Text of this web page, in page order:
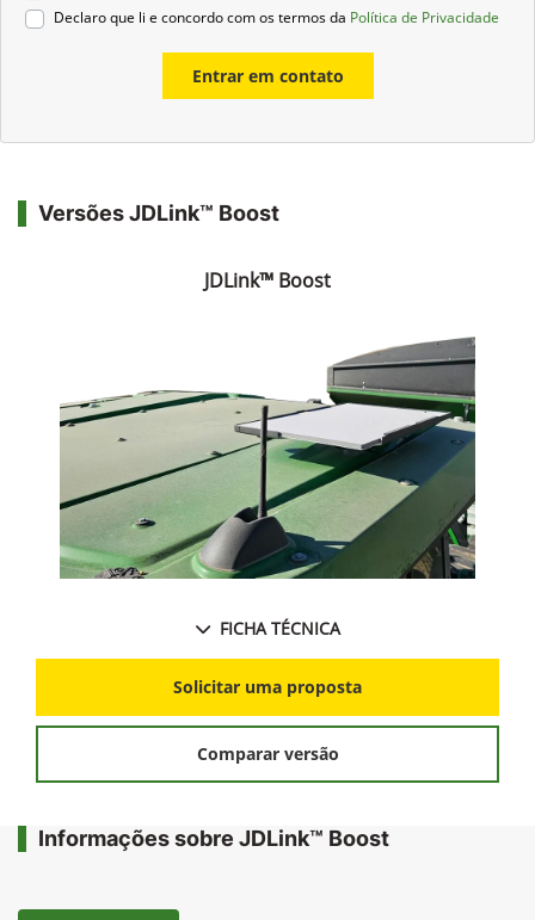
Declaro que li e concordo com os termos da Política de Privacidade
Entrar em contato
Versões JDLink™ Boost
JDLink™ Boost
FICHA TÉCNICA
Solicitar uma proposta
Comparar versão
Informações sobre JDLink™ Boost